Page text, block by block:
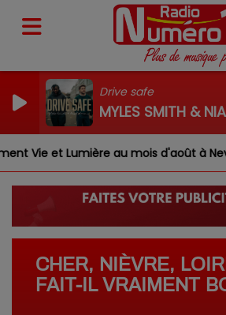
Drive safe
MYLES SMITH &
au mois d'août à Nevoy
CHER, NIÈVRE,
FAIT-IL VRAIMENT